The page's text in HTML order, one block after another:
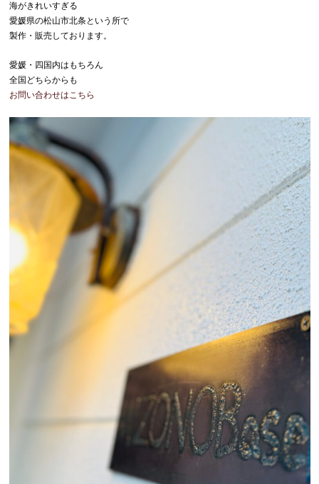
海がきれいすぎる
愛媛県の松山市北条という所で
製作・販売しております。
愛媛・四国内はもちろん
全国どちらからも
お問い合わせはこちら